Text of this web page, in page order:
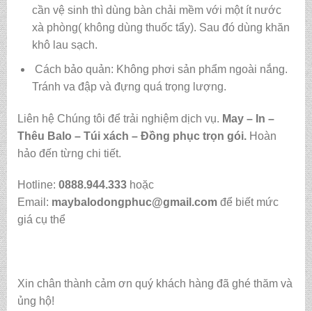
cần vệ sinh thì dùng bàn chải mềm với một ít nước
xà phòng( không dùng thuốc tẩy). Sau đó dùng khăn
khô lau sạch.
Cách bảo quản: Không phơi sản phẩm ngoài nắng.
Tránh va đập và đựng quá trọng lượng.
Liên hệ Chúng tôi để trải nghiệm dịch vụ. May – In –
Thêu Balo – Túi xách – Đồng phục trọn gói. Hoàn
hảo đến từng chi tiết.
Hotline: 0888.944.333hoặc
Email: maybalodongphuc@gmail.comđể biết mức
giá cụ thể
Xin chân thành cảm ơn quý khách hàng đã ghé thăm và
ủng hộ!